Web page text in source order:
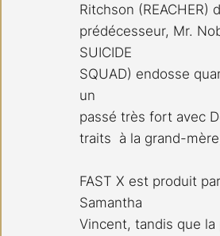
Ritchson
prédécesseur, Mr.
SUICIDE
SQUAD) endosse
un
passé très fort avec
traits  à la grand-
FAST X est produit
Samantha
Vincent, tandis que